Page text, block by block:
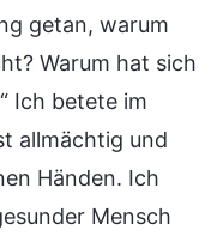
getan, warum
Warum hat sich
Ich betete im
allmächtig und
Händen. Ich
Mensch